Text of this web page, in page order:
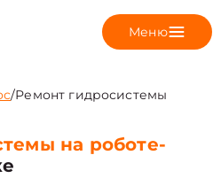
Меню
/Ремонт гидросистемы
на роботе-